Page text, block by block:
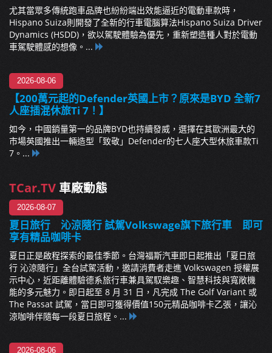
尤其當眾多傳統跑車品牌也紛紛端出效能逼近的電動車款時，
Hispano Suiza則開發了全新的行車電腦算法Hispano Suiza Driver
Dynamics (HSDD)，欲以駕駛體驗為優先，重新塑造種人對於電動
車駕駛體感的想像。...
2026-08-06
【200萬元起的Defender英國上市？原來是BYD 全新7
人座插混休旅Ti 7！】
如今，中國銷量第一的品牌BYD也持續發威，選擇在其歐洲最大的
市場英國推出一輛造型「致敬」Defender的七人座大型休旅車款Ti
7。...
TCar.TV 車廠動態
2026-08-07
夏日旅行 沁涼隨行 試駕Volkswage旗下旅行車 即可
享有精品咖啡卡
夏日正是啟程探索的最佳季節。台灣福斯汽車即日起推出「夏日旅
行 沁涼隨行」全台試駕活動，邀請消費者走進 Volkswagen 授權展
示中心，近距離體驗德系旅行車兼具駕馭樂趣、智慧科技與寬敞機
能的多元魅力。即日起至 8 月 31 日，凡完成 The Golf Variant 或
The Passat 試駕，當日即可獲得價值150元精品咖啡卡乙張，讓沁
涼咖啡伴隨每一段夏日旅程。...
2026-08-06